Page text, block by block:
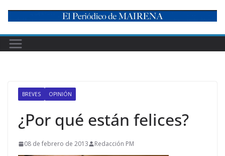
content
BREVES OPINIÓN
¿Por qué están felices?
08 de febrero de 2013 Redacción PM